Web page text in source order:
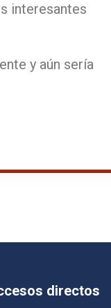
interesantes
y aún sería
directos